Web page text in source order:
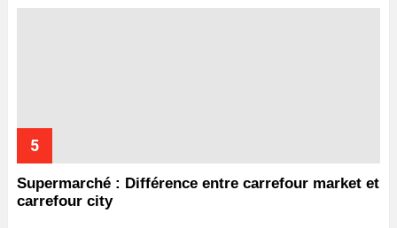
Supermarché : Différence entre carrefour market et
carrefour city